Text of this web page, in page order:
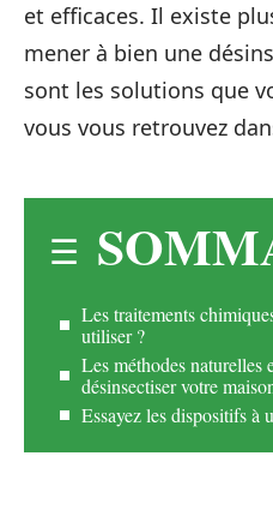
et efficaces. Il existe
mener à bien une
sont les solutions que
vous vous retrouvez
Les traitements
utiliser ?
Les méthodes naturelles
désinsectiser votre
Essayez les dispositifs à